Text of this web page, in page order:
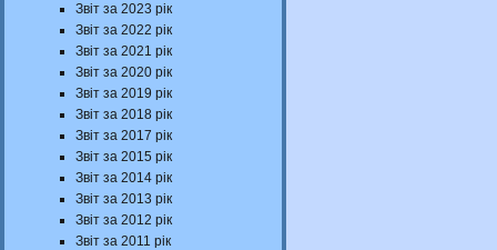
Звіт за 2023 рік
Звіт за 2022 рік
Звіт за 2021 рік
Звіт за 2020 рік
Звіт за 2019 рік
Звіт за 2018 рік
Звіт за 2017 рік
Звіт за 2015 рік
Звіт за 2014 рік
Звіт за 2013 рік
Звіт за 2012 рік
Звіт за 2011 рік